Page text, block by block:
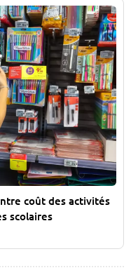
coût des activités
scolaires